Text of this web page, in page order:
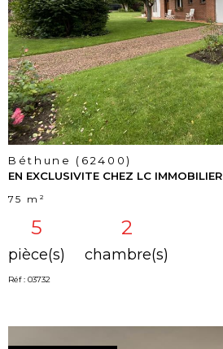
bien
Béthune (62400)
EN EXCLUSIVITE CHEZ LC IMMOBILIER
75 m²
5
pièce(s)
2
chambre(s)
Réf : 03732